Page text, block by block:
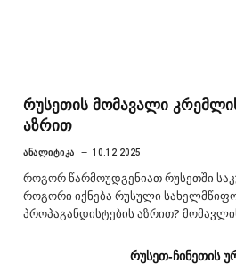
რუსეთის მომავალი
აზრით
ᲐᲜᲐᲚᲘᲢᲘᲙᲐ 10.12.2025
როგორ წარმოუდგენიათ რუსეთში
როგორი იქნება რუსული
პროპაგანდისტების აზრით?
რუსეთ-ჩინეთის